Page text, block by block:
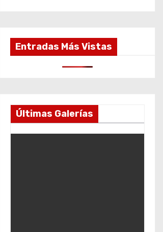
Entradas Más Vistas
Últimas Galerías